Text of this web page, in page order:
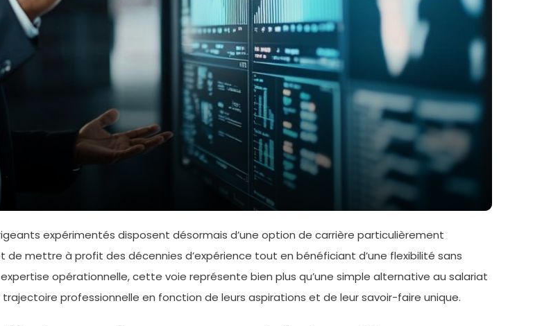
expérimentés disposent désormais d’une option de carrière particulièrement
mettre à profit des décennies d’expérience tout en bénéficiant d’une flexibilité sans
opérationnelle, cette voie représente bien plus qu’une simple alternative au salariat
professionnelle en fonction de leurs aspirations et de leur savoir-faire unique.